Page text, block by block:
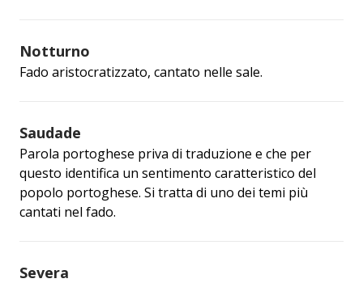
Notturno
Fado aristocratizzato, cantato nelle sale.
Saudade
Parola portoghese priva di traduzione e che per
questo identifica un sentimento caratteristico del
popolo portoghese. Si tratta di uno dei temi più
cantati nel fado.
Severa